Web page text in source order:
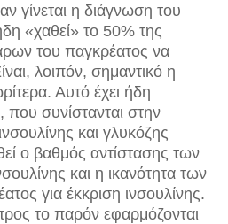
γίνεται η διάγνωση του
«χαθεί» το 50% της
του παγκρέατος να
λοιπόν, σημαντικό η
Αυτό έχει ήδη
που συνίστανται στην
και γλυκόζης
ο βαθμός αντίστασης των
και η ικανότητα των
για έκκριση ινσουλίνης.
το παρόν εφαρμόζονται